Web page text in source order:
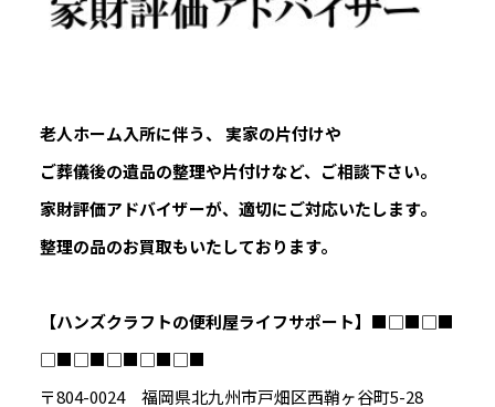
老人ホーム入所に伴う、 実家の片付けや
ご葬儀後の遺品の整理や片付けなど、ご相談下さい。
家財評価アドバイザーが、適切にご対応いたします。
整理の品のお買取もいたしております。
【ハンズクラフトの便利屋ライフサポート】 ■□■□■
□■□■□■□■□■
〒804-0024 福岡県北九州市戸畑区西鞘ヶ谷町5-28